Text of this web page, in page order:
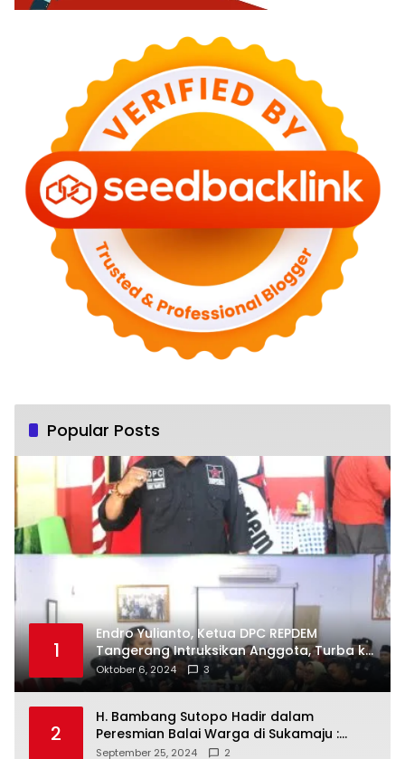
Popular Posts
1
Endro Yulianto, Ketua DPC REPDEM
Tangerang Intruksikan Anggota, Turba ke
Masyarakat Dan Jalani Apa Yang di
Putuskan RAKERCABSUS
Oktober 6, 2024 3
2
H. Bambang Sutopo Hadir dalam
Peresmian Balai Warga di Sukamaju :
Wadah Baru untuk Kolaborasi dan
September 25, 2024 2